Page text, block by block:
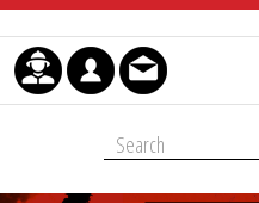
Skip to Content